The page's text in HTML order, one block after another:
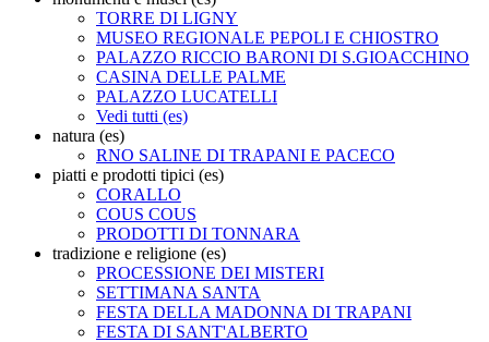
TORRE DI LIGNY
MUSEO REGIONALE PEPOLI E CHIOSTRO
PALAZZO RICCIO BARONI DI S.GIOACCHINO
CASINA DELLE PALME
PALAZZO LUCATELLI
Vedi tutti (es)
natura (es)
RNO SALINE DI TRAPANI E PACECO
piatti e prodotti tipici (es)
CORALLO
COUS COUS
PRODOTTI DI TONNARA
tradizione e religione (es)
PROCESSIONE DEI MISTERI
SETTIMANA SANTA
FESTA DELLA MADONNA DI TRAPANI
FESTA DI SANT'ALBERTO